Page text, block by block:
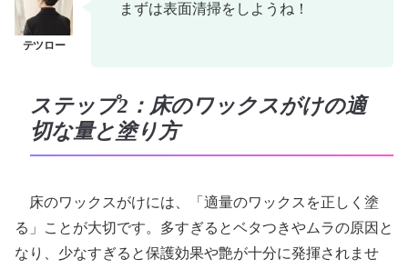
まずは表面清掃をしようね！
ステップ2：床のワックスがけの適
切な量と塗り方
床のワックスがけには、「適量のワックスを正しく塗
る」ことが大切です。多すぎるとベタつきやムラの原因と
なり、少なすぎると保護効果や艶が十分に発揮されませ